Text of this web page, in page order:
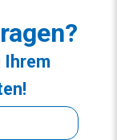
Ihrem